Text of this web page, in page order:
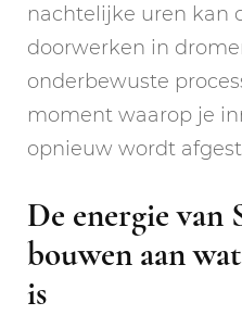
nachtelijke uren kan
doorwerken in
onderbewuste
moment waarop je
opnieuw wordt
De energie van
bouwen aan
is